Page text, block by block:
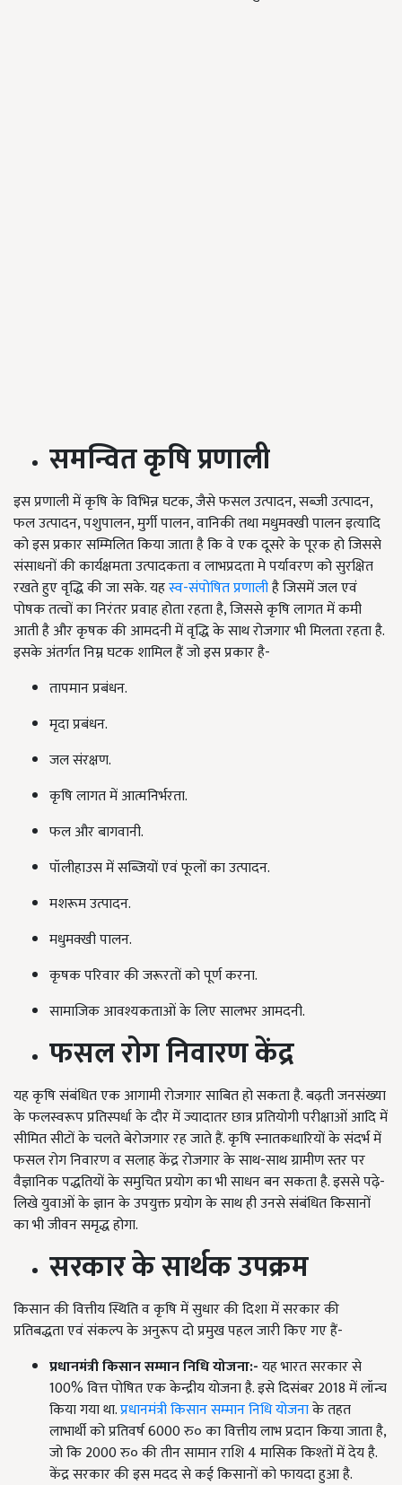
समन्वित कृषि प्रणाली
इस प्रणाली में कृषि के विभिन्न घटक, जैसे फसल उत्पादन, सब्जी उत्पादन,
फल उत्पादन, पशुपालन, मुर्गी पालन, वानिकी तथा मधुमक्खी पालन इत्यादि
को इस प्रकार सम्मिलित किया जाता है कि वे एक दूसरे के पूरक हो जिससे
संसाधनों की कार्यक्षमता उत्पादकता व लाभप्रदता मे पर्यावरण को सुरक्षित
रखते हुए वृद्धि की जा सके. यहस्व-संपोषित प्रणालीहै जिसमें जल एवं
पोषक तत्वों का निरंतर प्रवाह होता रहता है, जिससे कृषि लागत में कमी
आती है और कृषक की आमदनी में वृद्धि के साथ रोजगार भी मिलता रहता है.
इसके अंतर्गत निम्न घटक शामिल हैं जो इस प्रकार है-
तापमान प्रबंधन.
मृदा प्रबंधन.
जल संरक्षण.
कृषि लागत में आत्मनिर्भरता.
फल और बागवानी.
पॉलीहाउस में सब्जियों एवं फूलों का उत्पादन.
मशरूम उत्पादन.
मधुमक्खी पालन.
कृषक परिवार की जरूरतों को पूर्ण करना.
सामाजिक आवश्यकताओं के लिए सालभर आमदनी.
फसल रोग निवारण केंद्र
यह कृषि संबंधित एक आगामी रोजगार साबित हो सकता है. बढ़ती जनसंख्या
के फलस्वरूप प्रतिस्पर्धा के दौर में ज्यादातर छात्र प्रतियोगी परीक्षाओं आदि में
सीमित सीटों के चलते बेरोजगार रह जाते हैं. कृषि स्नातकधारियों के संदर्भ में
फसल रोग निवारण व सलाह केंद्र रोजगार के साथ-साथ ग्रामीण स्तर पर
वैज्ञानिक पद्धतियों के समुचित प्रयोग का भी साधन बन सकता है. इससे पढ़े-
लिखे युवाओं के ज्ञान के उपयुक्त प्रयोग के साथ ही उनसे संबंधित किसानों
का भी जीवन समृद्ध होगा.
सरकार के सार्थक उपक्रम
किसान की वित्तीय स्थिति व कृषि में सुधार की दिशा में सरकार की
प्रतिबद्धता एवं संकल्प के अनुरूप दो प्रमुख पहल जारी किए गए हैं-
प्रधानमंत्री किसान सम्मान निधि योजना:-यह भारत सरकार से
100% वित्त पोषित एक केन्द्रीय योजना है. इसे दिसंबर 2018 में लॉन्च
किया गया था.प्रधानमंत्री किसान सम्मान निधि योजनाके तहत
लाभार्थी को प्रतिवर्ष 6000 रु० का वित्तीय लाभ प्रदान किया जाता है,
जो कि 2000 रु० की तीन सामान राशि 4 मासिक किश्तों में देय है.
केंद्र सरकार की इस मदद से कई किसानों को फायदा हुआ है.